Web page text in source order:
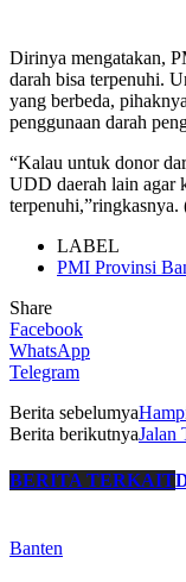
Dirinya mengatakan,
darah bisa terpenuhi.
yang berbeda,
penggunaan darah
“Kalau untuk donor
UDD daerah lain agar
terpenuhi,”ringkasnya.
LABEL
PMI Provinsi
Share
Facebook
WhatsApp
Telegram
Berita sebelumya
Berita berikutnyaJalan
BERITA TERKAIT
Banten